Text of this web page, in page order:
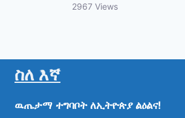
2967 Views
ስለ እኛ
ዉጤታማ ተግባቦት ለኢትዮጵያ ልዕልና!